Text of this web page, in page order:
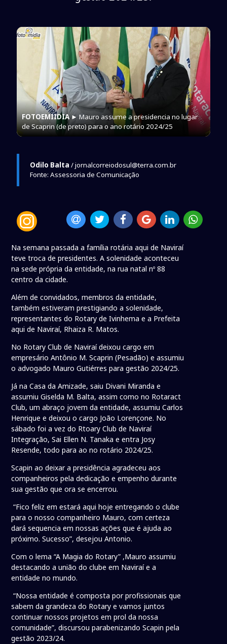
FOTOEMIIDIA► Mauro assume a presidencia no lugar
de Scaprin (de preto) para o ano rotário 2024/25
Odilo Balta / jornalcorreiodosul@terra.com.br
Fonte: Assessoria de Comunicação
Na semana passada a família rotária aqui de Naviraí
teve troca de presidentes. A solenidade aconteceu
na sede própria da entidade, na rua natal nº 88
centro da cidade.
Além de convidados, membros da entidade,
também estiveram prestigiando a solenidade,
representantes do Rotary de Ivinhema e a Prefeita
aqui de Naviraí, Rhaiza R. Matos.
No Rotary Club de Naviraí deixou cargo em
empresário Antônio M. Scaprin (Pesadão) e assumiu
o advogado Mauro Gutiérres para gestão 2024/25.
Já na Casa da Amizade, saiu Divani Miranda e
assumiu Giselda M. Balta, assim como no Rotaract
Club, um abraço jovem da entidade, assumiu Carlos
Henrique e deixou o cargo João Lorençone. No
sábado foi a vez do Rtoary Club de Naviraí
Integração, Sai Ellen N. Tanaka e entra Josy
Resende, todo para ao no rotário 2024/25.
Scapin ao deixar a presidência agradeceu aos
companheiros pela dedicação e empenho durante
sua gestão que ora se encerrou.
“Fico feliz em estará aqui hoje entregando o clube
para o nosso companheiro Mauro, com certeza
dará sequencia em nossas ações que é ajuda ao
próximo. Sucesso”, desejou Antonio.
Com o lema “A Magia do Rotary” ,Mauro assumiu
destacando a união do clube em Naviraí e a
entidade no mundo.
“Nossa entidade é composta por profissionais que
sabem da grandeza do Rotary e vamos juntos
continuar nossos projetos em prol da nossa
comunidade”, discursou parabenizando Scapin pela
gestão 2023/24.